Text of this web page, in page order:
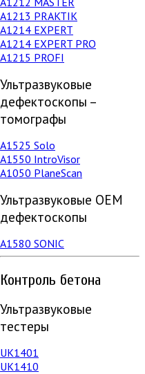
A1213 PRAKTIK
А1214 EXPERT
А1214 EXPERT PRO
A1215 PROFI
Ультразвуковые
дефектоскопы –
томографы
А1525 Solo
А1550 IntroVisor
А1050 PlaneScan
Ультразвуковые ОЕМ
дефектоскопы
A1580 SONIC
Контроль бетона
Ультразвуковые
тестеры
UK1401
UK1410